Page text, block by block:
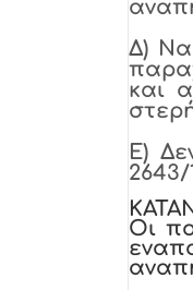
Δ) Να
και
Ε)
2643/
Οι